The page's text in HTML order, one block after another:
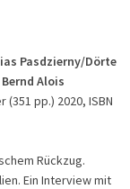
Pasdzierny/Dörte
Alois
(351 pp.) 2020, ISBN
Rückzug.
Ein Interview mit